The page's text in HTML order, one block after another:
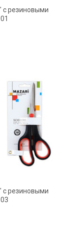
с резиновыми
с резиновыми